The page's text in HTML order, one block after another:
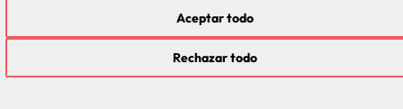
DEMANDEZ VOTRE PLACE DÈS MAINTENANT
Rechazar todo
Aceptar todo